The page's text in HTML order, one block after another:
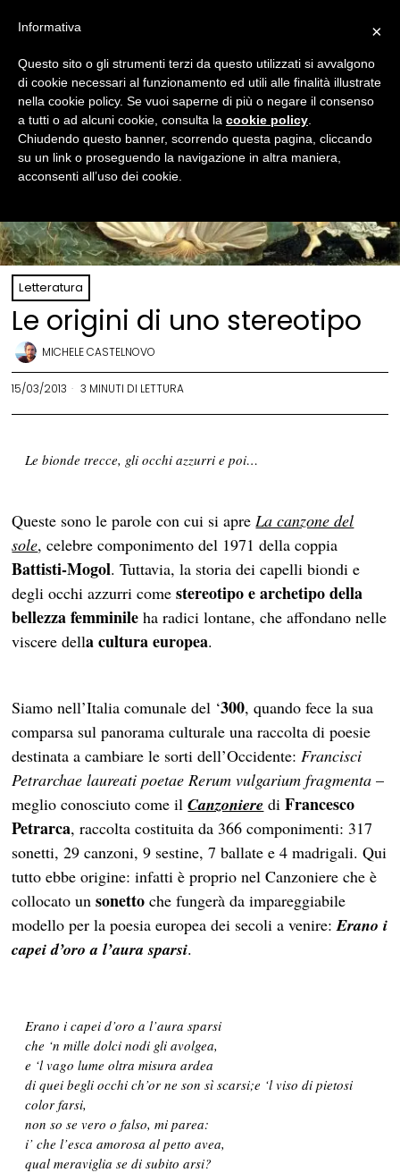
Letteratura
Le origini di uno stereotipo
MICHELE CASTELNOVO
15/03/2013 3 MINUTI DI LETTURA
Le bionde trecce, gli occhi azzurri e poi…
Queste sono le parole con cui si apreLa canzone del
sole, celebre componimento del 1971 della coppia
Battisti-Mogol. Tuttavia, la storia dei capelli biondi e
degli occhi azzurri comestereotipo e archetipo della
bellezza femminile ha radici lontane, che affondano nelle
viscere della cultura europea.
Siamo nell’Italia comunale del ‘300, quando fece la sua
comparsa sul panorama culturale una raccolta di poesie
destinata a cambiare le sorti dell’Occidente:Francisci
Petrarchae laureati poetae Rerum vulgarium fragmenta –
meglio conosciuto come ilCanzoniere diFrancesco
Petrarca, raccolta costituita da 366 componimenti: 317
sonetti, 29 canzoni, 9 sestine, 7 ballate e 4 madrigali. Qui
tutto ebbe origine: infatti è proprio nel Canzoniere che è
collocato unsonetto che fungerà da impareggiabile
modello per la poesia europea dei secoli a venire:Erano i
capei d’oro a l’aura sparsi.
Erano i capei d’oro a l’aura sparsi
che ‘n mille dolci nodi gli avolgea,
e ‘l vago lume oltra misura ardea
di quei begli occhi ch’or ne son sì scarsi;e ‘l viso di pietosi
color farsi,
non so se vero o falso, mi parea:
i’ che l’esca amorosa al petto avea,
qual meraviglia se di subito arsi?
×
Informativa
Questo sito o gli strumenti terzi da questo utilizzati si avvalgono
di cookie necessari al funzionamento ed utili alle finalità illustrate
nella cookie policy. Se vuoi saperne di più o negare il consenso
a tutti o ad alcuni cookie, consulta la cookie policy
Chiudendo questo banner, scorrendo questa pagina, cliccando
su un link o proseguendo la navigazione in altra maniera,
acconsenti all’uso dei cookie.